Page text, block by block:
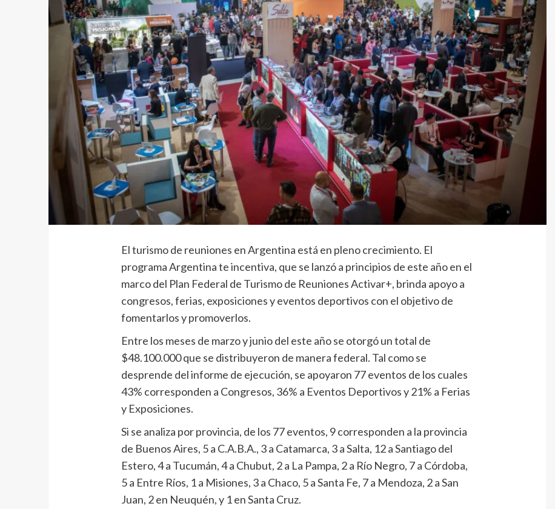
El turismo de reuniones en Argentina está en pleno crecimiento. El
programa Argentina te incentiva, que se lanzó a principios de este año en el
marco del Plan Federal de Turismo de Reuniones Activar+, brinda apoyo a
congresos, ferias, exposiciones y eventos deportivos con el objetivo de
fomentarlos y promoverlos.
Entre los meses de marzo y junio del este año se otorgó un total de
$48.100.000 que se distribuyeron de manera federal. Tal como se
desprende del informe de ejecución, se apoyaron 77 eventos de los cuales
43% corresponden a Congresos, 36% a Eventos Deportivos y 21% a Ferias
y Exposiciones.
Si se analiza por provincia, de los 77 eventos, 9 corresponden a la provincia
de Buenos Aires, 5 a C.A.B.A., 3 a Catamarca, 3 a Salta, 12 a Santiago del
Estero, 4 a Tucumán, 4 a Chubut, 2 a La Pampa, 2 a Río Negro, 7 a Córdoba,
5 a Entre Ríos, 1 a Misiones, 3 a Chaco, 5 a Santa Fe, 7 a Mendoza, 2 a San
Juan, 2 en Neuquén, y 1 en Santa Cruz.